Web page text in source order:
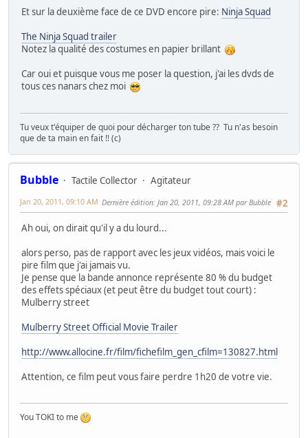
Et sur la deuxième face de ce DVD encore pire: Ninja Squad
The Ninja Squad trailer
Notez la qualité des costumes en papier brillant
Car oui et puisque vous me poser la question, j'ai les dvds de
tous ces nanars chez moi
Tu veux t'équiper de quoi pour décharger ton tube ?? Tu n'as besoin
que de ta main en fait !! (c)
Bubble Tactile Collector
Agitateur
#2
Jan 20, 2011, 09:10 AM Dernière édition: Jan 20, 2011, 09:28 AM par Bubble
Ah oui, on dirait qu'il y a du lourd...
alors perso, pas de rapport avec les jeux vidéos, mais voici le
pire film que j'ai jamais vu.
Je pense que la bande annonce représente 80 % du budget
des effets spéciaux (et peut être du budget tout court) :
Mulberry street
Mulberry Street Official Movie Trailer
http://www.allocine.fr/film/fichefilm_gen_cfilm=130827.html
Attention, ce film peut vous faire perdre 1h20 de votre vie.
You TOKI to me